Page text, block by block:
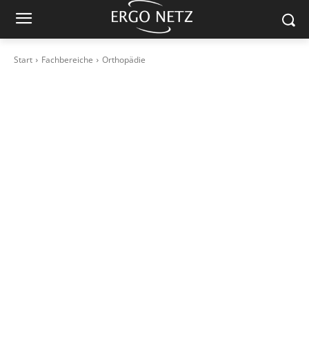
Start Fachbereiche Orthopädie